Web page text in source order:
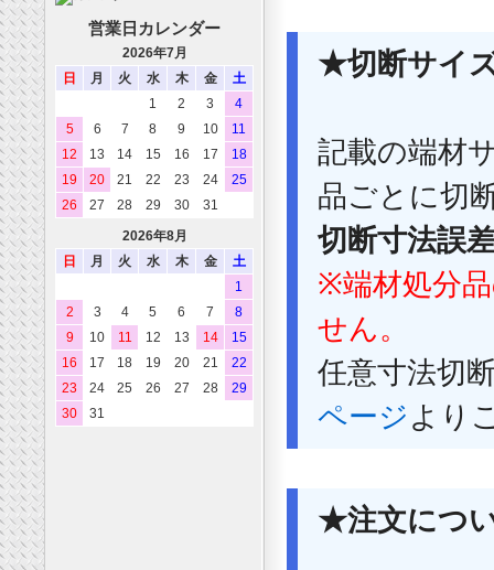
★切断サイ
記載の端材
品ごとに切
切断寸法誤
※端材処分
せん。
任意寸法切
ページより
★注文につ
営業日カレンダー
2026年7月
日
月 火 水 木 金
土
1
2 3
4
5
6 7 8 9 10
11
12
13 14 15 16 17
18
19
20 21 22 23 24
25
26
27 28 29 30
31
2026年8月
日
月 火 水 木 金
土
1
2
3 4 5 6 7
8
9
10 11 12 13 14
15
16
17 18 19 20 21
22
23
24 25 26 27 28
29
30
31